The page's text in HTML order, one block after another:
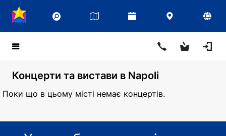
Концерти та вистави в Napoli
Поки що в цьому місті немає концертів.